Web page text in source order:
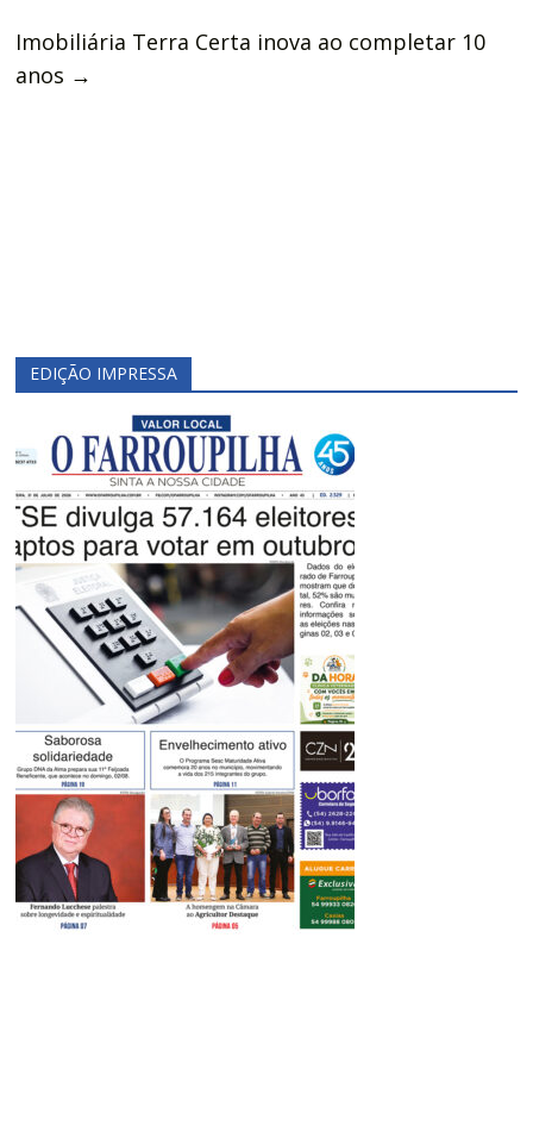
Imobiliária Terra Certa inova ao completar 10
anos →
EDIÇÃO IMPRESSA